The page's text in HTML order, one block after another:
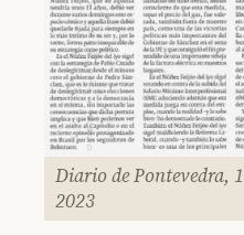
Diario de Pontevedra,
2023